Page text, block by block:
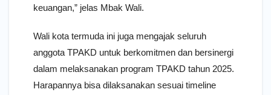
keuangan,” jelas Mbak Wali.
Wali kota termuda ini juga mengajak seluruh
anggota TPAKD untuk berkomitmen dan bersinergi
dalam melaksanakan program TPAKD tahun 2025.
Harapannya bisa dilaksanakan sesuai timeline